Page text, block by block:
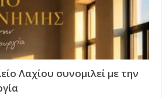
Λαχίου συνομιλεί με την